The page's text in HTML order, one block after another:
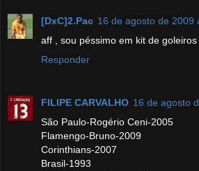
[DxC]2.Pac 16 de agosto de 2009
aff , sou péssimo em kit de
Responder
FILIPE CARVALHO 16 de agosto
São Paulo-Rogério Ceni-2005
Flamengo-Bruno-2009
Corinthians-2007
Brasil-1993